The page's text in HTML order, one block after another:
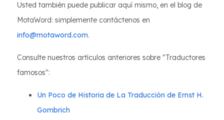
Usted también puede publicar aquí mismo, en el blog de
MotaWord: simplemente contáctenos en
info@motaword.com.
Consulte nuestros artículos anteriores sobre "Traductores
famosos":
Un Poco de Historia de La Traducción de Ernst H.
Gombrich